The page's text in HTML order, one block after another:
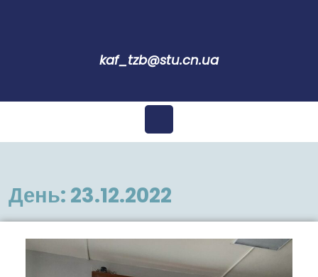
kaf_tzb@stu.cn.ua
Відкрити
меню
День: 23.12.2022